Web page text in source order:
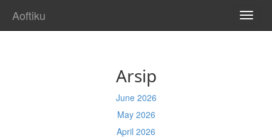
Aoftiku
Arsip
June 2026
May 2026
April 2026